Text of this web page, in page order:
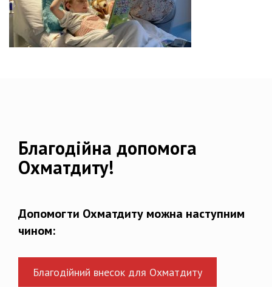
Благодійна допомога
Охматдиту!
Допомогти Охматдиту можна наступним
чином:
Благодійний внесок для Охматдиту